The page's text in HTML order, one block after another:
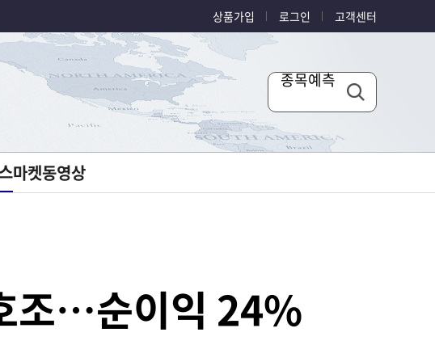
상품가입 로그인 고객센터
종목예측
마켓동영상
조…순이익 24%